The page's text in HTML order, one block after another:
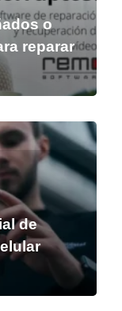
o
reparar
de